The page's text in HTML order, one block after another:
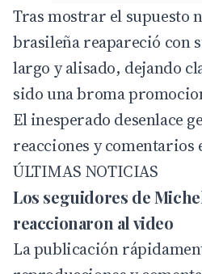
Tras mostrar el supuesto
brasileña reapareció con
largo y alisado, dejando
sido una broma
El inesperado desenlace
reacciones y comentarios
ÚLTIMAS NOTICIAS
Los seguidores de
reaccionaron al video
La publicación